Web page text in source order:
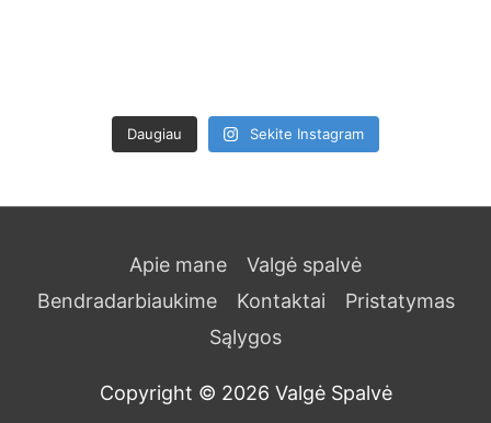
Daugiau Sekite Instagram
Apie mane
Valgė spalvė
Bendradarbiaukime
Kontaktai
Pristatymas
Sąlygos
Copyright © 2026 Valgė Spalvė